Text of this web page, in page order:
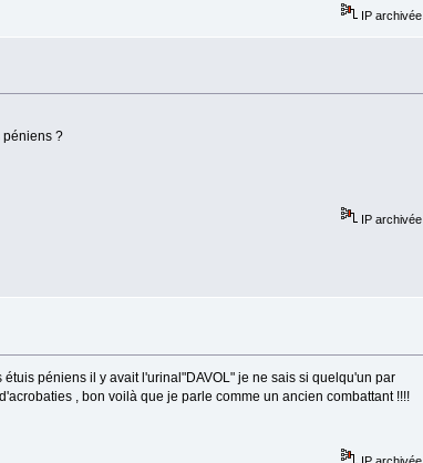
IP archivée
péniens ?
IP archivée
péniens il y avait l'urinal"DAVOL" je ne sais si quelqu'un par
, bon voilà que je parle comme un ancien combattant !!!!